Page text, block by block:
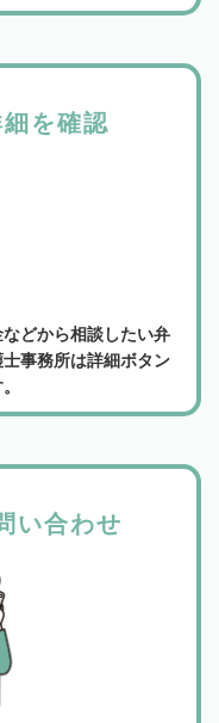
を確認
どから相談したい弁
事務所は詳細ボタン
い合わせ